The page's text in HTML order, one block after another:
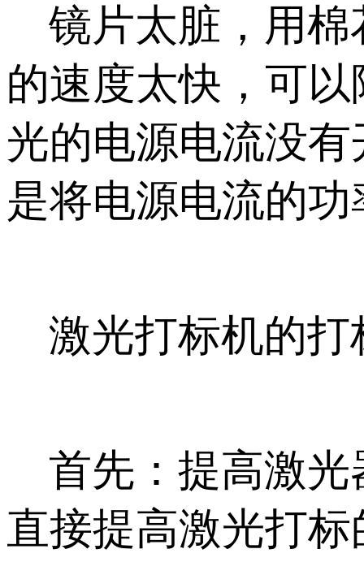
镜片太脏，用棉
的速度太快，可
光的电源电流没
是将电源电流的
激光打标机的打
首先：提高激光
直接提高激光打